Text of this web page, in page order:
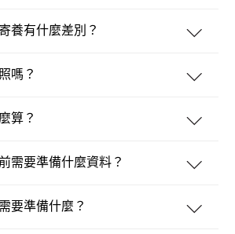
養有什麼差別？
嗎？
算？
需要準備什麼資料？
要準備什麼？